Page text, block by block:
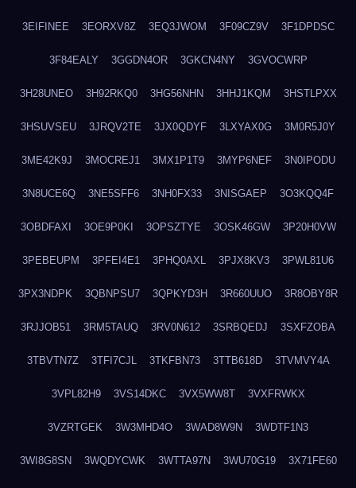
3EIFINEE 3EORXV8Z 3EQ3JWOM 3F09CZ9V 3F1DPDSC
3F84EALY 3GGDN4OR 3GKCN4NY 3GVOCWRP
3H28UNEO 3H92RKQ0 3HG56NHN 3HHJ1KQM 3HSTLPXX
3HSUVSEU 3JRQV2TE 3JX0QDYF 3LXYAX0G 3M0R5J0Y
3ME42K9J 3MOCREJ1 3MX1P1T9 3MYP6NEF 3N0IPODU
3N8UCE6Q 3NE5SFF6 3NH0FX33 3NISGAEP 3O3KQQ4F
3OBDFAXI 3OE9P0KI 3OPSZTYE 3OSK46GW 3P20H0VW
3PEBEUPM 3PFEI4E1 3PHQ0AXL 3PJX8KV3 3PWL81U6
3PX3NDPK 3QBNPSU7 3QPKYD3H 3R660UUO 3R8OBY8R
3RJJOB51 3RM5TAUQ 3RV0N612 3SRBQEDJ 3SXFZOBA
3TBVTN7Z 3TFI7CJL 3TKFBN73 3TTB618D 3TVMVY4A
3VPL82H9 3VS14DKC 3VX5WW8T 3VXFRWKX
3VZRTGEK 3W3MHD4O 3WAD8W9N 3WDTF1N3
3WI8G8SN 3WQDYCWK 3WTTA97N 3WU70G19 3X71FE60